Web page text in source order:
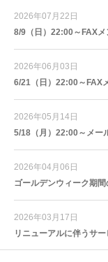
2026年07月22日
8/9（日）22:00～FAX
2026年06月03日
6/21（日）22:00～FAX
2026年05月14日
5/18（月）22:00～メー
2026年04月06日
ゴールデンウィーク期
2026年03月17日
リニューアルに伴うサ